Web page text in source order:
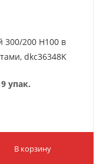
300/200 H100 в
dkc36348K
упак.
В корзину